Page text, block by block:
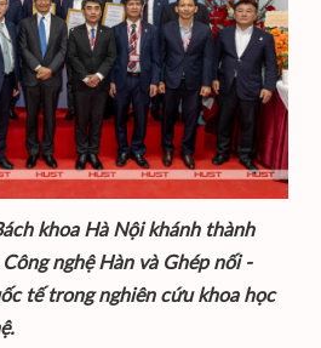
khoa Hà Nội khánh thành
nghệ Hàn và Ghép nối -
tế trong nghiên cứu khoa học